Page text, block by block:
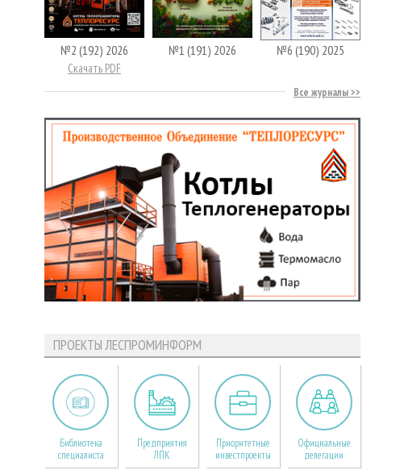
№2 (192) 2026
Скачать PDF
№1 (191) 2026 №6 (190) 2025
Все журналы
ПРОЕКТЫ ЛЕСПРОМИНФОРМ
Библиотека
специалиста
Предприятия
ЛПК
Приоритетные
инвестпроекты
Официальные
делегации